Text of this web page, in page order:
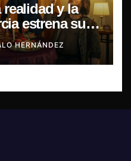
realidad y la
estrena su
HERNÁNDEZ